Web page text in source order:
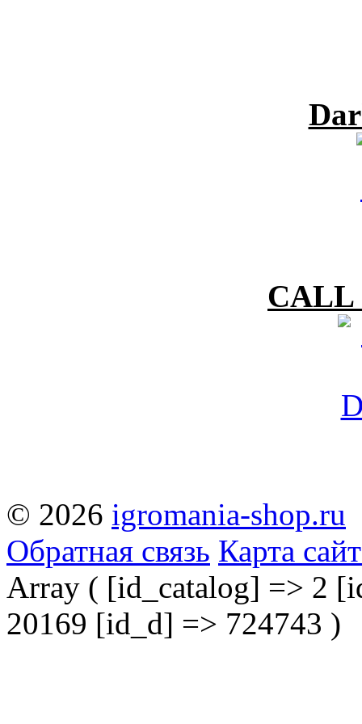
CALL
© 2026 igromania-shop.ru
Обратная связь Карта
Array ( [id_catalog] => 2
20169 [id_d] => 724743 )